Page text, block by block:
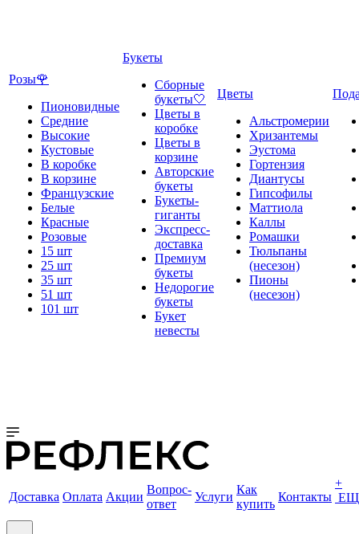
Розы🌹
Пионовидные
Средние
Высокие
Кустовые
В коробке
В корзине
Французские
Белые
Красные
Розовые
15 шт
25 шт
35 шт
51 шт
101 шт
Букеты
Сборные
букеты🤍
Цветы в
коробке
Цветы в
корзине
Авторские
букеты
Букеты-
гиганты
Экспресс-
доставка
Премиум
букеты
Недорогие
букеты
Букет
невесты
Цветы
Альстромерии
Хризантемы
Эустома
Гортензия
Диантусы
Гипсофилы
Маттиола
Каллы
Ромашки
Тюльпаны
(несезон)
Пионы
(несезон)
Доставка Оплата Акции
Вопрос-
ответ
Услуги
Как
купить
Контакты
+